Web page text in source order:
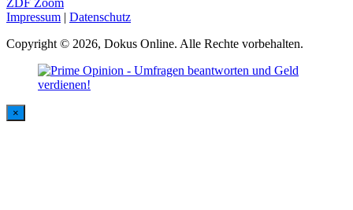
Impressum | Datenschutz
Copyright © 2026, Dokus Online. Alle Rechte vorbehalten.
×